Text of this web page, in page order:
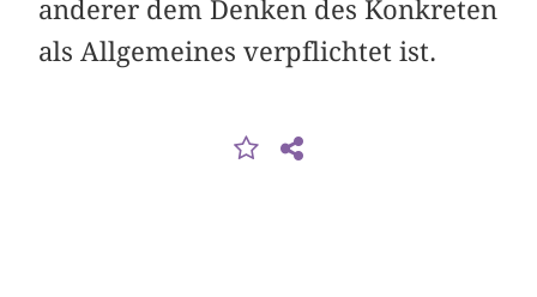
anderer dem Denken des Konkreten
als Allgemeines verpflichtet ist.